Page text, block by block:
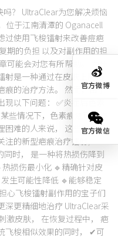
？ UltraClear为您解决烦恼
位于江南清潭的 Oganacell
过使用飞梭镭射来改善痘疤
期的负担 以及对副作用的担
能会对您有所帮助。 为什
射是一种通过在皮肤上制造
痕的治疗方法。 然而，由于
以下问题： ✅炎症后色素
些情况下，色素痕迹可能终
困难的人来说， 这些副作用
的新型疤痕治疗镭射，
同时， 是一种将热损伤降到
损伤最小化 🔹精确针对皮
生可能性降低 🔹能够稳定
心飞梭镭射副作用的宝子们
更精细地治疗 UltraClear采
激皮肤， 在恢复过程中， 疤
飞梭相似效果的同时， ✔可
官方微博
官方微信